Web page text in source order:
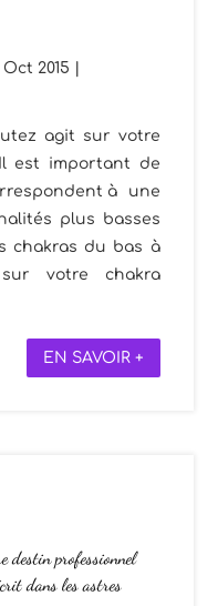
Oct 2015 |
agit sur votre
est important de
à une
plus basses
chakras du bas à
votre chakra
EN SAVOIR +
destin professionnel
dans les astres